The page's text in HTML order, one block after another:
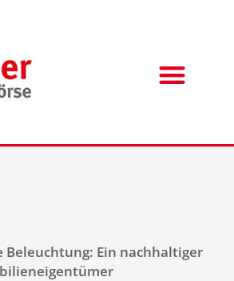
Beleuchtung: Ein nachhaltiger